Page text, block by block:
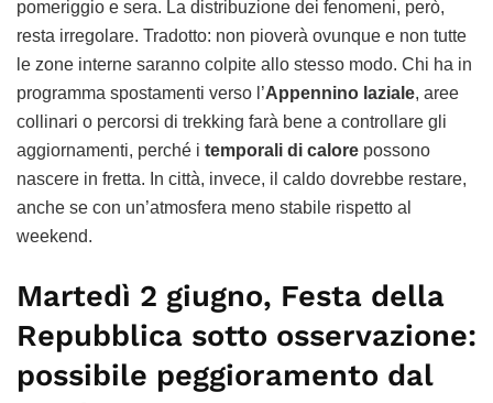
pomeriggio e sera. La distribuzione dei fenomeni, però,
resta irregolare. Tradotto: non pioverà ovunque e non tutte
le zone interne saranno colpite allo stesso modo. Chi ha in
programma spostamenti verso l’Appennino laziale, aree
collinari o percorsi di trekking farà bene a controllare gli
aggiornamenti, perché i temporali di calore possono
nascere in fretta. In città, invece, il caldo dovrebbe restare,
anche se con un’atmosfera meno stabile rispetto al
weekend.
Martedì 2 giugno, Festa della
Repubblica sotto osservazione:
possibile peggioramento dal